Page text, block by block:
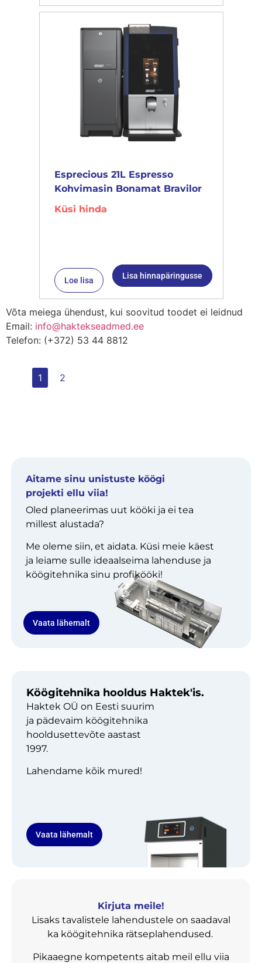
Esprecious 21L Espresso
Kohvimasin Bonamat Bravilor
Küsi hinda
Loe lisa Lisa hinnapäringusse
Võta meiega ühendust, kui soovitud toodet ei leidnud
Email: info@haktekseadmed.ee
Telefon: (+372) 53 44 8812
1 2
Aitame sinu unistuste köögi
projekti ellu viia!
Oled planeerimas uut kööki ja ei tea
millest alustada?
Me oleme siin, et aidata. Küsi meie käest
ja leiame sulle ideaalseima lahenduse ja
köögitehnika sinu profikööki!
Vaata lähemalt
Köögitehnika hooldus Haktek'is.
Haktek OÜ on Eesti suurim
ja pädevaim köögitehnika
hooldusettevõte aastast
1997.
Lahendame kõik mured!
Vaata lähemalt
Kirjuta meile!
Lisaks tavalistele lahendustele on saadaval
ka köögitehnika rätseplahendused.
Pikaaegne kompetents aitab meil ellu viia